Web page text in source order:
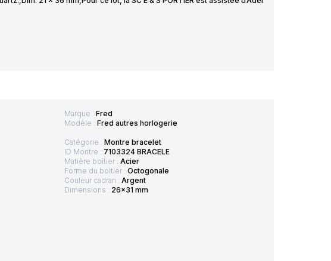
Marque : Fred
Modèle : Fred autres horlogerie
Catégorie : Montre bracelet
ID Montre : 7103324 BRACELE
Matière boîtier : Acier
Forme du boitier : Octogonale
Couleur cadran : Argent
Dimensions : 26x31 mm